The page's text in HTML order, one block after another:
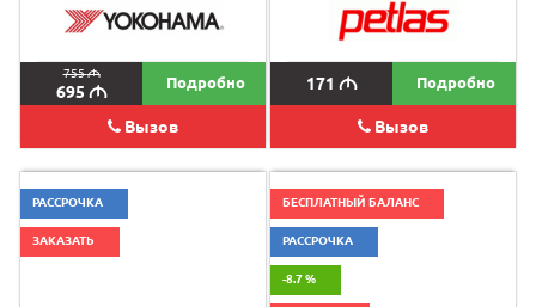
755M
695 M Подробно
Вызов
171 M Подробно
Вызов
РАССРОЧКА
ЗАКАЗАТЬ
БЕСПЛАТНЫЙ БАЛАНС
РАССРОЧКА
-8.7 %